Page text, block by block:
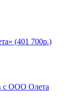
(401 700р.)
с ООО Олета